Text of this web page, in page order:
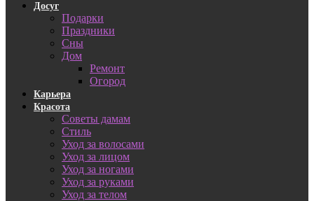
Досуг
Подарки
Праздники
Сны
Дом
Ремонт
Огород
Карьера
Красота
Советы дамам
Стиль
Уход за волосами
Уход за лицом
Уход за ногами
Уход за руками
Уход за телом